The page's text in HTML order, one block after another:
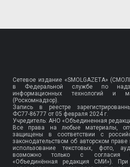
Сетевое издание «SMOLGAZETA»
в Федеральной службе по
информационных технологий и
(Роскомнадзор).
Запись в реестре
ФС77-86777 от 05 февраля 2024 г.
Учредитель: АНО «Объединенная
Все права на любые материалы,
защищены в соответствии с
законодательством об авторском
использование текстовых, фото,
возможно только с согласия
«Объединённая редакция СМИ»).